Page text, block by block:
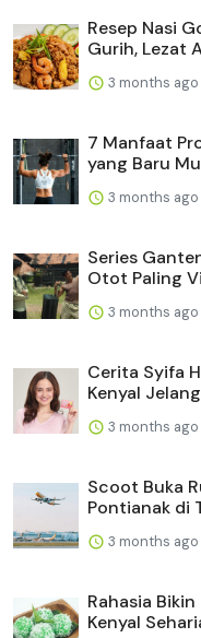
Resep Nasi
Gurih, Lezat
3 months ago
7 Manfaat
yang Baru
3 months ago
Series
Otot Paling
3 months ago
Cerita Syifa
Kenyal
3 months ago
Scoot Buka
Pontianak di
3 months ago
Rahasia
Kenyal